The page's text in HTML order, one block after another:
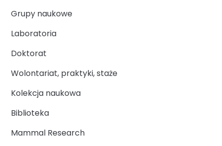
Grupy naukowe
Laboratoria
Doktorat
Wolontariat, praktyki, staże
Kolekcja naukowa
Biblioteka
Mammal Research